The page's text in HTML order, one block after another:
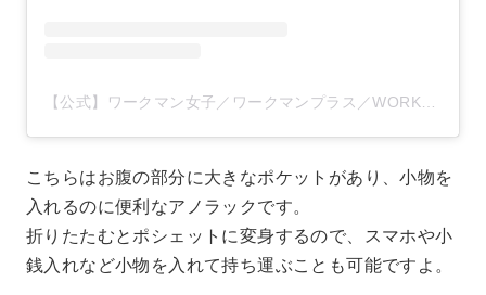
【公式】ワークマン女子／ワークマンプラス／WORKMAN(@workman_plus)がシェアした投稿
こちらはお腹の部分に大きなポケットがあり、小物を
入れるのに便利なアノラックです。
折りたたむとポシェットに変身するので、スマホや小
銭入れなど小物を入れて持ち運ぶことも可能ですよ。